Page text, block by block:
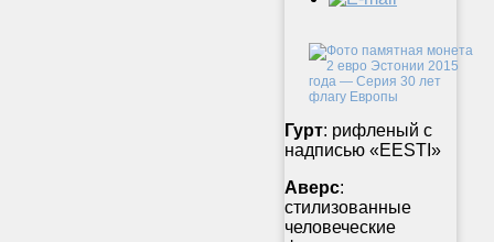
Гурт: рифленый с
надписью «EESTI»
Аверс:
стилизованные
человеческие